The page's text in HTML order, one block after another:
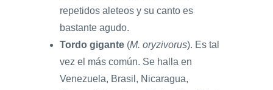
repetidos aleteos y su canto es
bastante agudo.
Tordo gigante (M. oryzivorus). Es tal
vez el más común. Se halla en
Venezuela, Brasil, Nicaragua,